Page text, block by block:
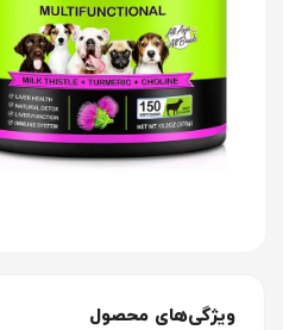
ویژگی‌های محصول